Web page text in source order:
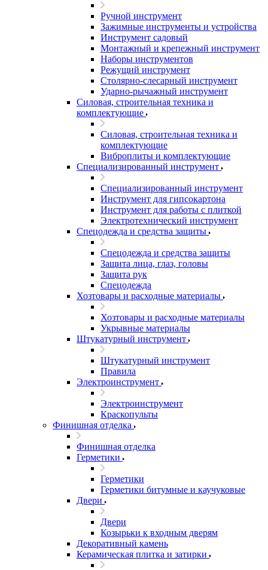
Ручной инструмент
Зажимные инструменты и устройства
Инструмент садовый
Монтажный и крепежный инструмент
Наборы инструментов
Режущий инструмент
Столярно-слесарный инструмент
Ударно-рычажный инструмент
Силовая, строительная техника и
комплектующие
Силовая, строительная техника и
комплектующие
Виброплиты и комплектующие
Специализированный инструмент
Специализированный инструмент
Инструмент для гипсокартона
Инструмент для работы с плиткой
Электротехнический инструмент
Спецодежда и средства защиты
Спецодежда и средства защиты
Защита лица, глаз, головы
Защита рук
Спецодежда
Хозтовары и расходные материалы
Хозтовары и расходные материалы
Укрывные материалы
Штукатурный инструмент
Штукатурный инструмент
Правила
Электроинструмент
Электроинструмент
Краскопульты
Финишная отделка
Финишная отделка
Герметики
Герметики
Герметики битумные и каучуковые
Двери
Двери
Козырьки к входным дверям
Декоративный камень
Керамическая плитка и затирки